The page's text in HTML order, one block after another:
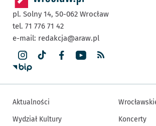
pl. Solny 14, 50-062 Wrocław
tel. 71 776 71 42
e-mail: redakcja@araw.pl
Aktualności
Wydział Kultury
Koncerty